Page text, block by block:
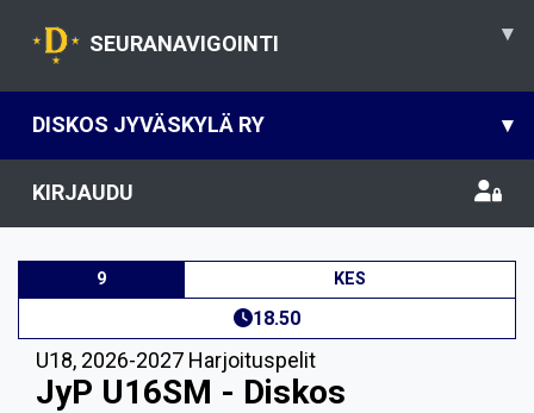
SEURANAVIGOINTI ▾
DISKOS JYVÄSKYLÄ RY ▾
KIRJAUDU
9 KES
18.50
U18, 2026-2027 Harjoituspelit
JyP U16SM - Diskos